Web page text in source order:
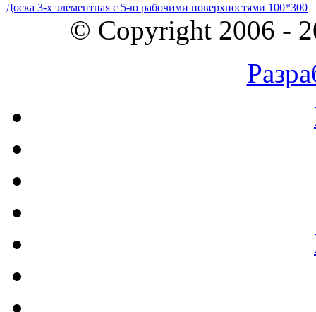
Доска 3-х элементная с 5-ю рабочими поверхностями 100*300
© Copyright 2006 -